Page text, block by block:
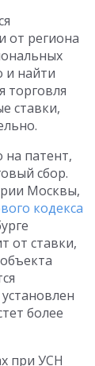
от региона
и найти
торговля
ставки,
патент,
сбор.
Москвы,
кодекса
от ставки,
более
при УСН